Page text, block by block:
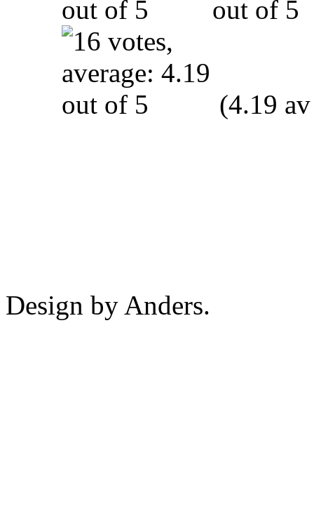
(4.19
Design by Anders.